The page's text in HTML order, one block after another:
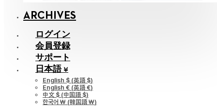
ARCHIVES
ログイン
会員登録
サポート
日本語 ¥
English $ (英語 $)
English € (英語 €)
中文 $ (中国語 $)
한국어 ￦ (韓国語 ￦)